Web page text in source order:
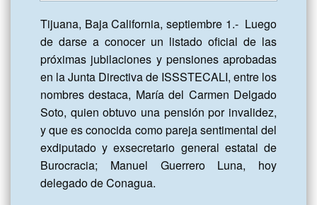
Tijuana, Baja California, septiembre 1.-  Luego
de darse a conocer un listado oficial de las
próximas jubilaciones y pensiones aprobadas
en la Junta Directiva de ISSSTECALI, entre los
nombres destaca, María del Carmen Delgado
Soto, quien obtuvo una pensión por invalidez,
y que es conocida como pareja sentimental del
exdiputado y exsecretario general estatal de
Burocracia; Manuel Guerrero Luna, hoy
delegado de Conagua.